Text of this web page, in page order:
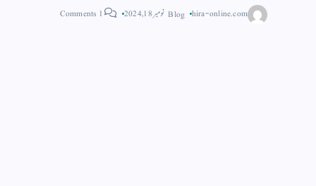
hira-online.com
Blog نومبر 18, 2024 1 Comments